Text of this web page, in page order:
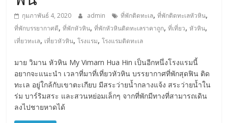
เที่ยว
กิน
มากมาย
กุมภาพันธ์ 4, 2020 admin ที่พักติดทะเล,ที่พักติดทะเลหัวหิน,
ที่พักบรรยากาศดี,ที่พักหัวหิน,ที่พักหัวหินติดทะเลราคาถูก,ที่เที่ยว,หัวหิน,
เที่ยวทะเล, เที่ยวหัวหิน,โรงแรม,โรงแรมติดทะเล
มาย วิมาน หัวหิน My Vimarn Hua Hin เป็นอีกหนึ่งโรงแรมนี้
อยากจะแนะนำ เวลาที่มาที่เที่ยวหัวหิน บรรยากาศที่พักสุดฟิน ติด
ทะเล อยู่ใกล้กับเขาตะเกียบ มีสระว่ายน้ำกลางแจ้ง สระว่ายน้ำใน
ร่ม บาร์ริมสระ และสวนหย่อมเล็กๆ จากที่พักมีทางที่สามารถเดิน
ลงไปชายหาดได้